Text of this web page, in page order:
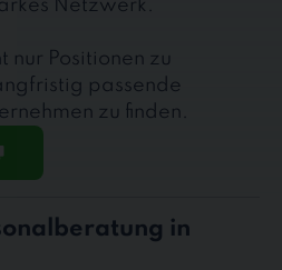
Netzwerk.
nur Positionen zu
passende
zu finden.
in